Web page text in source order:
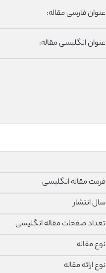
عنوان فارسی مقاله:
عنوان انگلیسی مقاله:
فرمت مقاله انگلیسی
سال انتشار
تعداد صفحات مقاله انگلیسی
نوع مقاله
نوع ارائه مقاله